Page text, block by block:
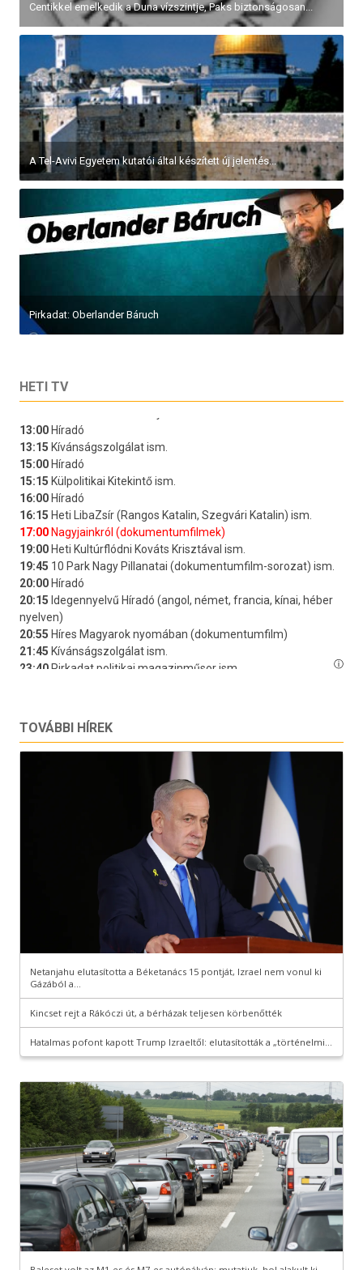
Centikkel emelkedik a Duna vízszintje, Paks biztonságosan...
A Tel-Avivi Egyetem kutatói által készített új jelentés...
Pirkadat: Oberlander Báruch
HETI TV
TOVÁBBI HÍREK